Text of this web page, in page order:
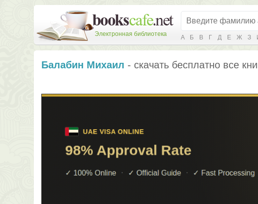
Электронная библиотека А Б В Г Д Е Ж З
Балабин Михаил - скачать бесплатно все